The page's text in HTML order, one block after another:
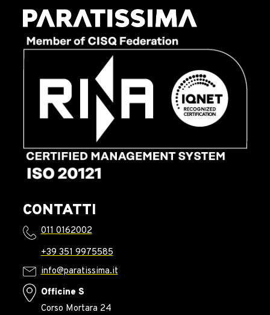
CONTATTI
011 0162002
+39 351 9975585
info@paratissima.it
Officine S
Corso Mortara 24